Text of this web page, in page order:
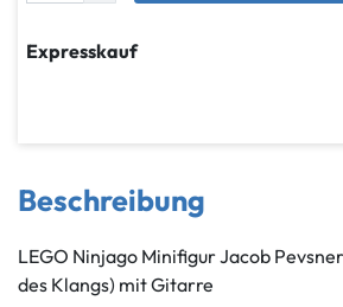
Expresskauf
Beschreibung
LEGO Ninjago Minifigur Jacob
des Klangs) mit Gitarre